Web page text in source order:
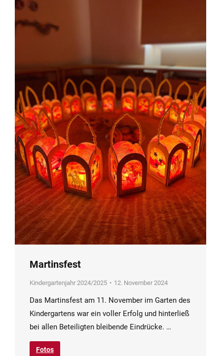
Martinsfest
Kindergartenjahr 2024/2025 12. November 2024
Das Martinsfest am 11. November im Garten des
Kindergartens war ein voller Erfolg und hinterließ
bei allen Beteiligten bleibende Eindrücke. …
Fotos